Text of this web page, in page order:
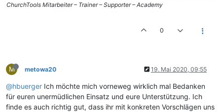
ChurchTools Mitarbeiter – Trainer – Supporter – Academy
0
M metowa20 19. Mai 2020, 09:55
@hbuerger Ich möchte mich vorneweg wirklich mal Bedanken
für euren unermüdlichen Einsatz und eure Unterstützung. Ich
finde es auch richtig gut, dass ihr mit konkreten Vorschlägen uns